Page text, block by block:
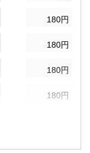
180円
180円
180円
180円